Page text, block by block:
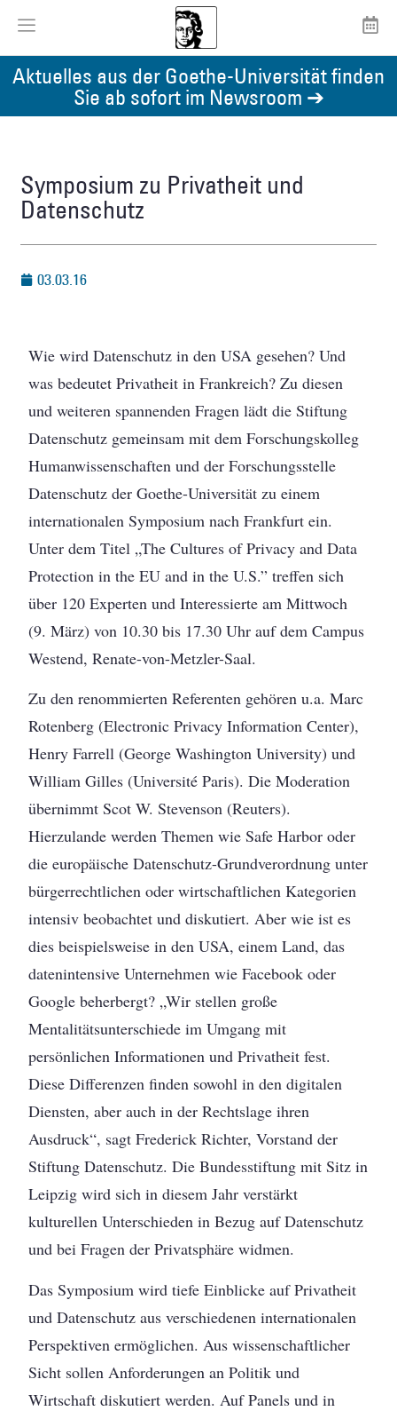
Aktuelles aus der Goethe-Universität finden
Sie ab sofort im Newsroom ➔
Symposium zu Privatheit und
Datenschutz
03.03.16
Wie wird Datenschutz in den USA gesehen? Und
was bedeutet Privatheit in Frankreich? Zu diesen
und weiteren spannenden Fragen lädt die Stiftung
Datenschutz gemeinsam mit dem Forschungskolleg
Humanwissenschaften und der Forschungsstelle
Datenschutz der Goethe-Universität zu einem
internationalen Symposium nach Frankfurt ein.
Unter dem Titel „The Cultures of Privacy and Data
Protection in the EU and in the U.S.” treffen sich
über 120 Experten und Interessierte am Mittwoch
(9. März) von 10.30 bis 17.30 Uhr auf dem Campus
Westend, Renate-von-Metzler-Saal.
Zu den renommierten Referenten gehören u.a. Marc
Rotenberg (Electronic Privacy Information Center),
Henry Farrell (George Washington University) und
William Gilles (Université Paris). Die Moderation
übernimmt Scot W. Stevenson (Reuters).
Hierzulande werden Themen wie Safe Harbor oder
die europäische Datenschutz-Grundverordnung unter
bürgerrechtlichen oder wirtschaftlichen Kategorien
intensiv beobachtet und diskutiert. Aber wie ist es
dies beispielsweise in den USA, einem Land, das
datenintensive Unternehmen wie Facebook oder
Google beherbergt? „Wir stellen große
Mentalitätsunterschiede im Umgang mit
persönlichen Informationen und Privatheit fest.
Diese Differenzen finden sowohl in den digitalen
Diensten, aber auch in der Rechtslage ihren
Ausdruck“, sagt Frederick Richter, Vorstand der
Stiftung Datenschutz. Die Bundesstiftung mit Sitz in
Leipzig wird sich in diesem Jahr verstärkt
kulturellen Unterschieden in Bezug auf Datenschutz
und bei Fragen der Privatsphäre widmen.
Das Symposium wird tiefe Einblicke auf Privatheit
und Datenschutz aus verschiedenen internationalen
Perspektiven ermöglichen. Aus wissenschaftlicher
Sicht sollen Anforderungen an Politik und
Wirtschaft diskutiert werden. Auf Panels und in